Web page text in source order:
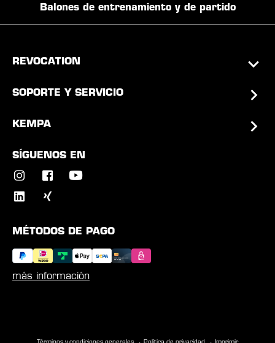
Balones de entrenamiento y de partido
REVOCATION
SOPORTE Y SERVICIO
KEMPA
SÍGUENOS EN
MÉTODOS DE PAGO
más información